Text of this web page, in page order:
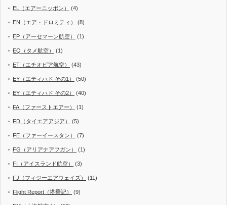
EL（エアーニッポン） (4)
EN（エア・ドロミティ） (8)
EP（アーセマーン航空） (1)
EQ（タメ航空） (1)
ET（エチオピア航空） (43)
EY（エティハド その1） (50)
EY（エティハド その2） (40)
FA（ファーストエアー） (1)
FD（タイエアアジア） (5)
FE（ファーイースタン） (7)
FG（アリアナアフガン） (1)
FI（アイスランド航空） (3)
FJ（フィジーエアウェイズ） (11)
Flight Report（搭乗記） (9)